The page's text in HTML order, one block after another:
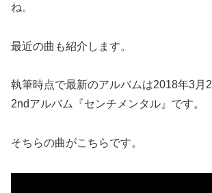
ね。
最近の曲も紹介します。
執筆時点で最新のアルバムは2018年3月
2ndアルバム『センチメンタル』です。
そちらの曲がこちらです。